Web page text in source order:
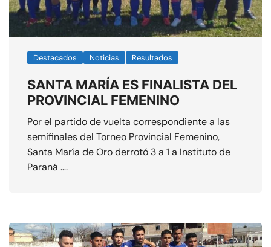
Destacados Noticias Resultados
SANTA MARÍA ES FINALISTA DEL
PROVINCIAL FEMENINO
Por el partido de vuelta correspondiente a las
semifinales del Torneo Provincial Femenino,
Santa María de Oro derrotó 3 a 1 a Instituto de
Paraná ….